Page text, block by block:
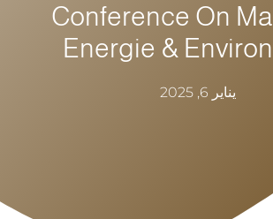
Conference On
Energie &
يناير 6, 2025